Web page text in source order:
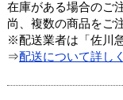
在庫がある場合のご
尚、複数の商品をご
※配送業者は「佐川
⇒配送について詳し